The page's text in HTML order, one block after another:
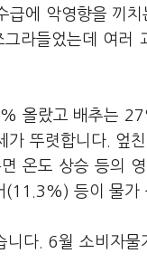
에 악영향을 끼
라들었는데 여러
올랐고 배추는
뚜렷합니다. 엎
온도 상승 등의
등이 물가
다. 6월 소비자